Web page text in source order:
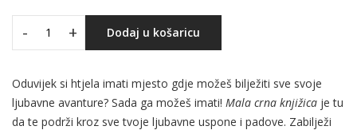
- + Dodaj u košaricu
Oduvijek si htjela imati mjesto gdje možeš bilježiti sve svoje
ljubavne avanture? Sada ga možeš imati! Mala crna knjižica je tu
da te podrži kroz sve tvoje ljubavne uspone i padove. Zabilježi